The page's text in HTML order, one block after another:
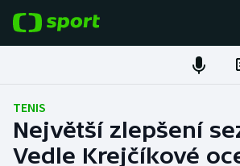
Fotbal
Hokej
TENIS
Největší zlepšení
Vedle Krejčíkové